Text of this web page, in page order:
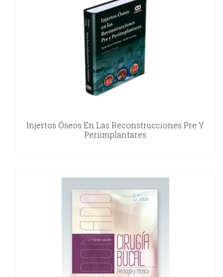
Injertos Óseos En Las Reconstrucciones Pre Y
Periimplantares